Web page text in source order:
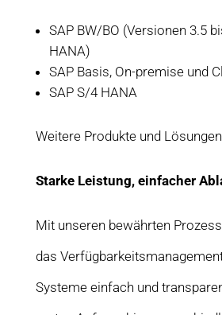
SAP BW/BO (Versionen 3.5
HANA)
SAP Basis, On-premise und
SAP S/4 HANA
Weitere Produkte und
Starke Leistung, einfacher
Mit unseren bewährten
das
Systeme einfach und